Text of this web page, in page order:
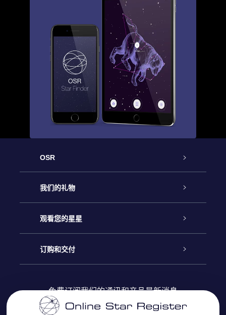
OSR
客户服务
联系我们
博客
评论
我们的礼物
Online Star礼物
OSR 礼物包
OSR 礼物卡
观看您的星星
Online Star Register
个性化的Star Page
订购和交付
付款信息
免费订阅我们的通讯和产品最新消息